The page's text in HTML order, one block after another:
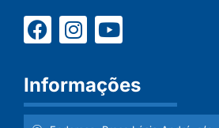
Informações